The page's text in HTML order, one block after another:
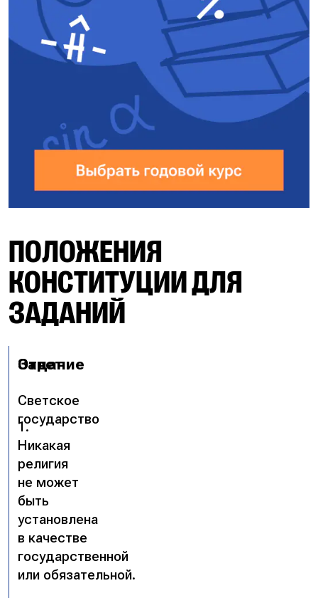
ПОЛОЖЕНИЯ
КОНСТИТУЦИИ ДЛЯ
ЗАДАНИЙ
Задание
Ответ
Светское
государство
1.
Никакая
религия
не может
быть
установлена
в качестве
государственной
или обязательной.